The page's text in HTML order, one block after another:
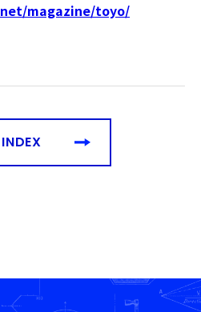
magazine/toyo/
INDEX